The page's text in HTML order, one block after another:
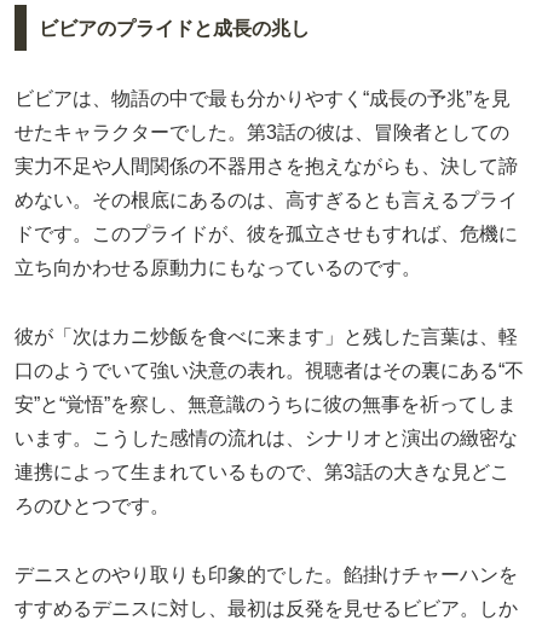
ビビアのプライドと成長の兆し
ビビアは、物語の中で最も分かりやすく“成長の予兆”を見
せたキャラクターでした。第3話の彼は、冒険者としての
実力不足や人間関係の不器用さを抱えながらも、決して諦
めない。その根底にあるのは、高すぎるとも言えるプライ
ドです。このプライドが、彼を孤立させもすれば、危機に
立ち向かわせる原動力にもなっているのです。
彼が「次はカニ炒飯を食べに来ます」と残した言葉は、軽
口のようでいて強い決意の表れ。視聴者はその裏にある“不
安”と“覚悟”を察し、無意識のうちに彼の無事を祈ってしま
います。こうした感情の流れは、シナリオと演出の緻密な
連携によって生まれているもので、第3話の大きな見どこ
ろのひとつです。
デニスとのやり取りも印象的でした。餡掛けチャーハンを
すすめるデニスに対し、最初は反発を見せるビビア。しか